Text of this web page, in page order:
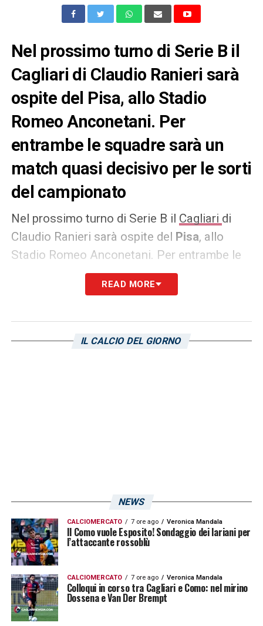
Nel prossimo turno di Serie B il
Cagliari di Claudio Ranieri sarà
ospite del Pisa, allo Stadio
Romeo Anconetani. Per
entrambe le squadre sarà un
match quasi decisivo per le sorti
del campionato
Nel prossimo turno di Serie B il Cagliari di
Claudio Ranieri sarà ospite del Pisa, allo
Stadio Romeo Anconetani. Per entrambe le
squadre sarà un match quasi decisivo per le
sorti del campionato. I rossoblù si trovano
stazionano al sesto distaccati dai sardi di un
READ MORE
IL CALCIO DEL GIORNO
NEWS
CALCIOMERCATO 7 ore ago Veronica Mandala
Il Como vuole Esposito! Sondaggio dei lariani per
l’attaccante rossoblù
CALCIOMERCATO 7 ore ago Veronica Mandala
Colloqui in corso tra Cagliari e Como: nel mirino
Dossena e Van Der Brempt